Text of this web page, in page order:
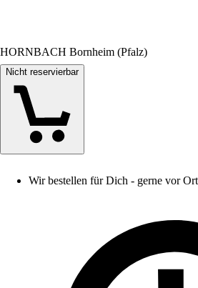
HORNBACH Bornheim (Pfalz)
Nicht reservierbar
Wir bestellen für Dich - gerne vor